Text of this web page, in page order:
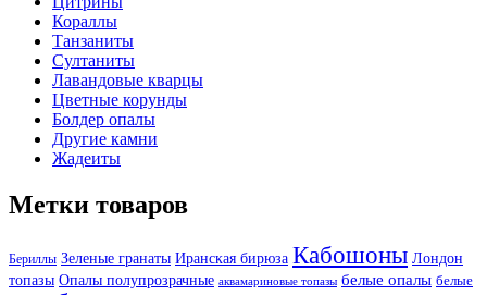
Кораллы
Танзаниты
Султаниты
Лавандовые кварцы
Цветные корунды
Болдер опалы
Другие камни
Жадеиты
Метки товаров
Бериллы Зеленые гранаты Иранская бирюза Кабошоны Лондон
топазы Опалы полупрозрачные аквамариновые топазы белые опалы белые